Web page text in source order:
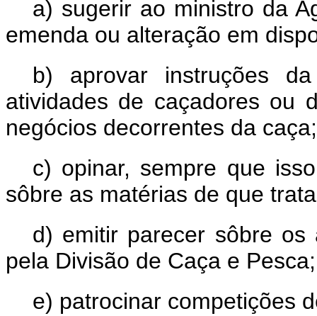
a) sugerir ao ministro da
emenda ou alteração em
b) aprovar instruções
atividades de caçadores ou
negócios decorrentes da caça;
c) opinar, sempre que
sôbre as matérias de que
d) emitir parecer sôbre os
pela Divisão de Caça e Pesca;
e) patrocinar competições